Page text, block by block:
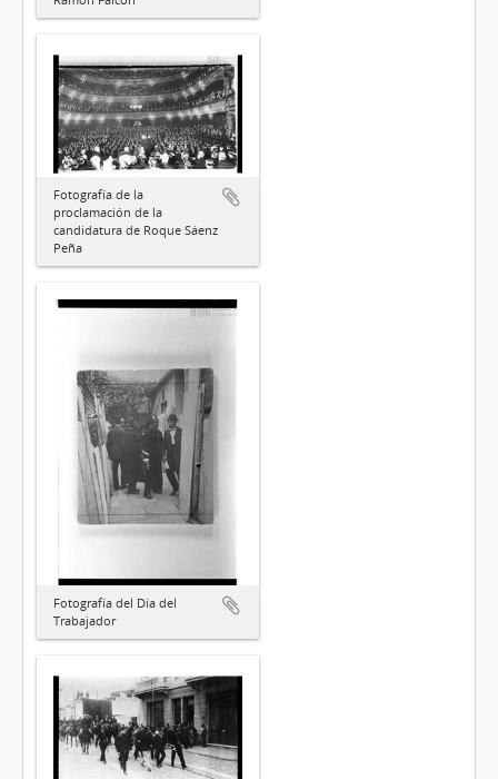
Fotografía de la
proclamación de la
candidatura de Roque Sáenz
Peña
Fotografía del Día del
Trabajador